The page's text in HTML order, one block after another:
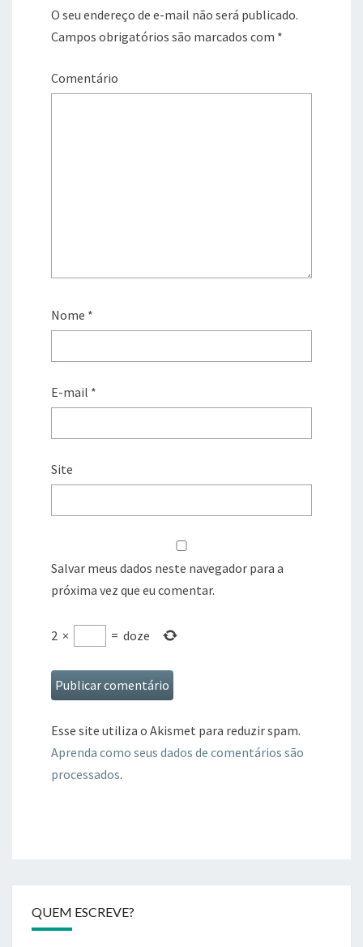
O seu endereço de e-mail não será publicado.
Campos obrigatórios são marcados com *
Comentário
Nome *
E-mail *
Site
Salvar meus dados neste navegador para a
próxima vez que eu comentar.
2 × = doze
Esse site utiliza o Akismet para reduzir spam.
Aprenda como seus dados de comentários são
processados.
QUEM ESCREVE?